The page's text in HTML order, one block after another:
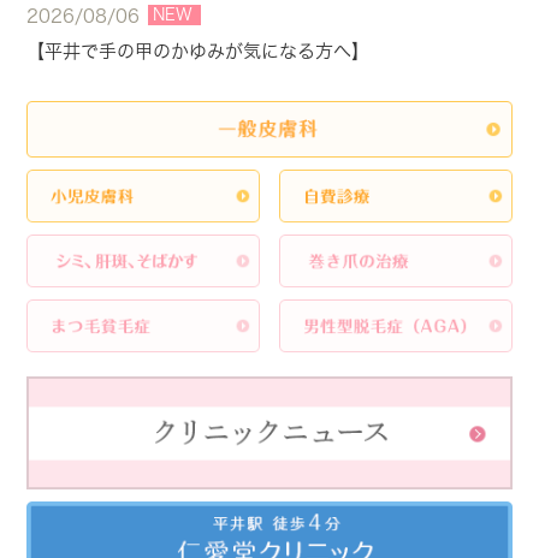
2026/08/06 NEW
【平井で手の甲のかゆみが気になる方へ】